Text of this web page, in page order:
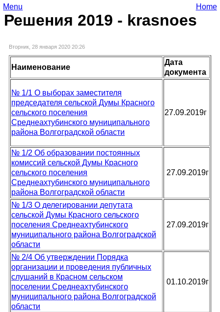
Решения 2019 - krasnoes
Menu Home
Вторник, 28 января 2020 20:26
Наименование
Дата
документа
№ 1/1 О выборах заместителя
председателя сельской Думы Красного
сельского поселения
Среднеахтубинского муниципального
района Волгоградской области
27.09.2019г
№ 1/2 Об образовании постоянных
комиссий сельской Думы Красного
сельского поселения
Среднеахтубинского муниципального
района Волгоградской области
27.09.2019г
№ 1/3 О делегировании депутата
сельской Думы Красного сельского
поселения Среднеахтубинского
муниципального района Волгоградской
области
27.09.2019г
№ 2/4 Об утверждении Порядка
организации и проведения публичных
слушаний в Красном сельском
поселении Среднеахтубинского
муниципального района Волгоградской
области
01.10.2019г